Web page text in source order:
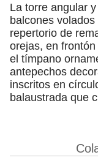
La torre angular
balcones
repertorio de
orejas, en
el tímpano
antepechos
inscritos en
balaustrada que